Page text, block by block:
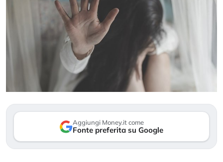
Aggiungi Money.it come
Fonte preferita su Google